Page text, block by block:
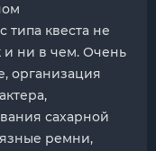
типа квеста не
и ни в чем. Очень
организация
сахарной
ремни,